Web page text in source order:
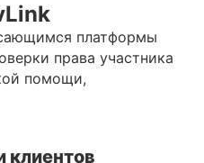
платформы
права участника
помощи,